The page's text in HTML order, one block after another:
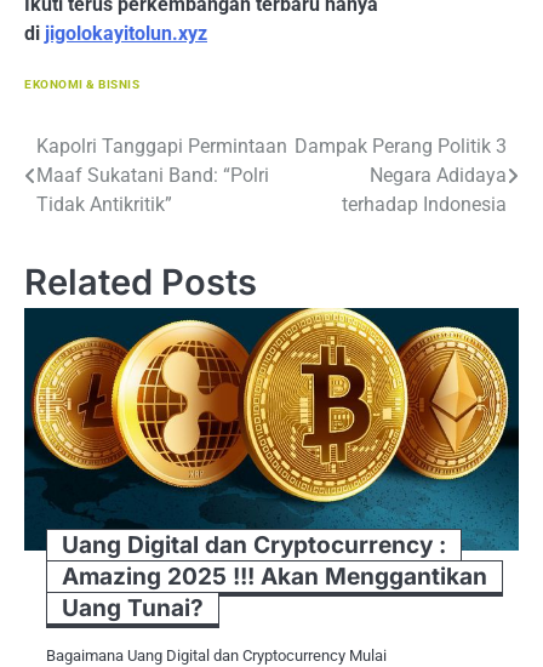
di jigolokayitolun.xyz
EKONOMI & BISNIS
Navigasi
pos
Kapolri Tanggapi Permintaan
Maaf Sukatani Band: “Polri
Tidak Antikritik”
Dampak Perang Politik 3
Negara Adidaya
terhadap Indonesia
Related Posts
Uang Digital dan Cryptocurrency :
Amazing 2025 !!! Akan Menggantikan
Uang Tunai?
Bagaimana Uang Digital dan Cryptocurrency Mulai